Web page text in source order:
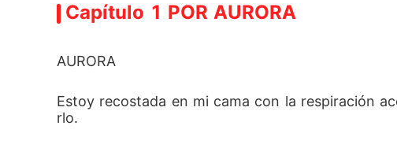
fuertes los miedos y los demonios de su pasado?.
Capítulo 1 POR AURORA
AURORA
Estoy recostada en mi cama con la respiración
rlo.